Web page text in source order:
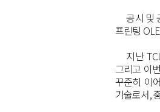
공시 및
프린팅
지난
그리고 이
꾸준히 이
기술로서,